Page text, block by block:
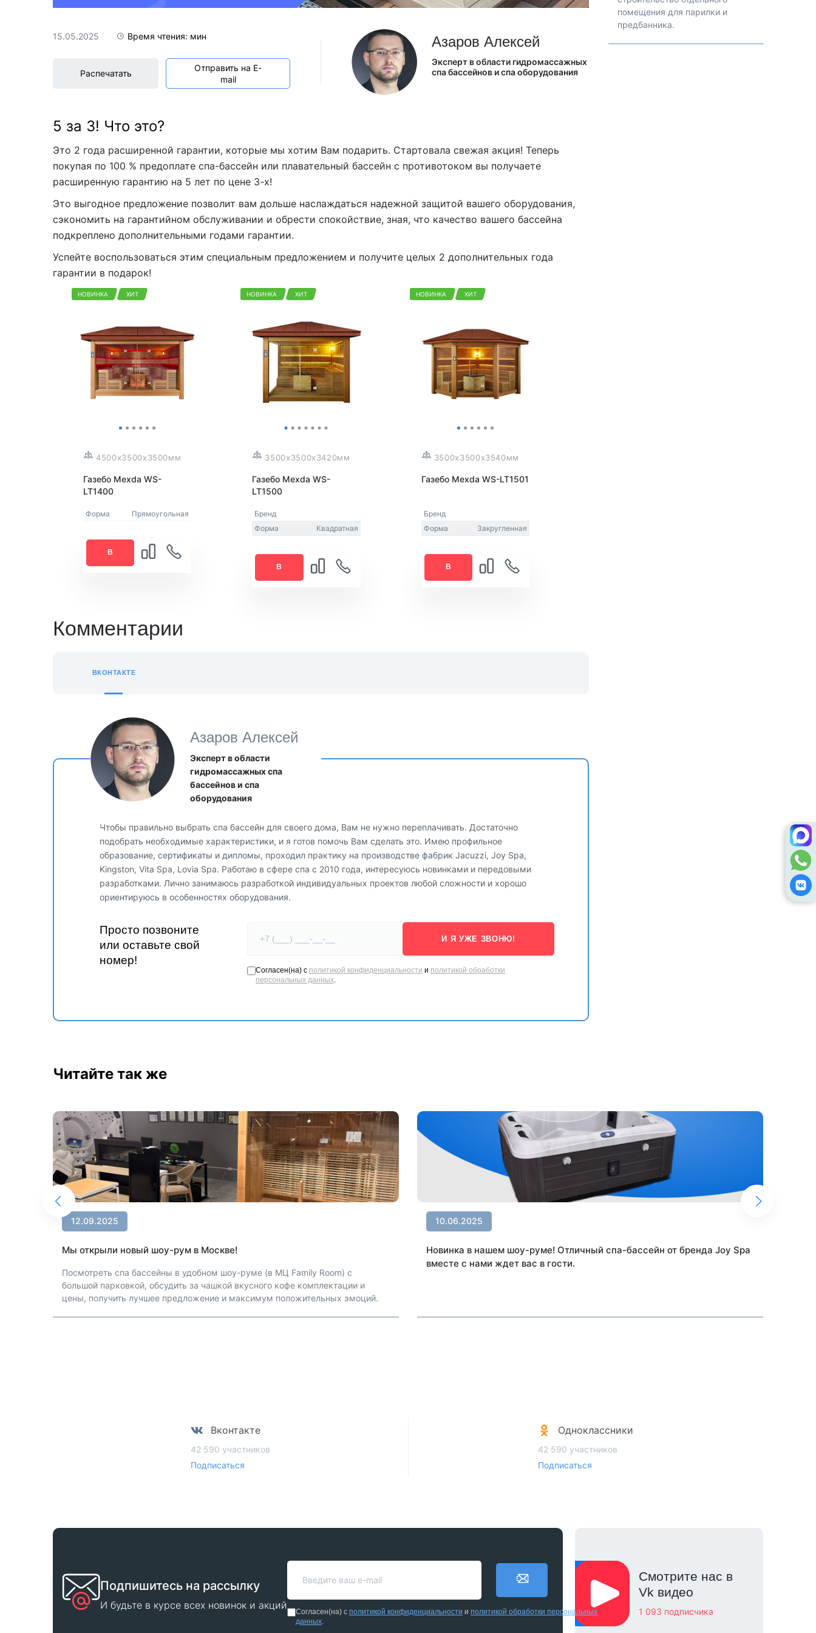
AquaVita
Bigeer
15.05.2025 Время чтения: мин
Распечатать
Отправить на E-
mail
Азаров Алексей
Эксперт в области гидромассажных
спа бассейнов и спа оборудования
5 за 3! Что это?
Это 2 года расширенной гарантии, которые мы хотим Вам подарить. Стартовала свежая акция! Теперь
покупая по 100 % предоплате спа-бассейн или плавательный бассейн с противотоком вы получаете
расширенную гарантию на 5 лет по цене 3-х!
Это выгодное предложение позволит вам дольше наслаждаться надежной защитой вашего оборудования,
сэкономить на гарантийном обслуживании и обрести спокойствие, зная, что качество вашего бассейна
подкреплено дополнительными годами гарантии.
Успейте воспользоваться этим специальным предложением и получите целых 2 дополнительных года
гарантии в подарок!
НОВИНКА ХИТ
4500x3500x3500мм
Газебо Mexda WS-
LT1400
Форма Прямоугольная
В
НОВИНКА ХИТ
3500x3500x3420мм
Газебо Mexda WS-
LT1500
Бренд
Форма
Квадратная
В
НОВИНКА ХИТ
3500x3500x3540мм
Газебо Mexda WS-LT1501
Бренд
Форма
Закругленная
В
Комментарии
ВКОНТАКТЕ
Азаров Алексей
Эксперт в области
гидромассажных спа
бассейнов и спа
оборудования
Чтобы правильно выбрать спа бассейн для своего дома, Вам не нужно переплачивать. Достаточно
подобрать необходимые характеристики, и я готов помочь Вам сделать это. Имею профильное
образование, сертификаты и дипломы, проходил практику на производстве фабрик Jacuzzi, Joy Spa,
Kingston, Vita Spa, Lovia Spa. Работаю в сфере спа с 2010 года, интересуюсь новинками и передовыми
разработками. Лично занимаюсь разработкой индивидуальных проектов любой сложности и хорошо
ориентируюсь в особенностях оборудования.
Просто позвоните
или оставьте свой
номер!
И Я УЖЕ ЗВОНЮ!
Согласен(на) с политикой конфиденциальности и политикой обработки
персональных данных
помещения для парилки и
предбанника.
Читайте так же
12.09.2025
Мы открыли новый шоу-рум в Москве!
Посмотреть спа бассейны в удобном шоу-руме (в МЦ Family Room) с
большой парковкой, обсудить за чашкой вкусного кофе комплектации и
цены, получить лучшее предложение и максимум положительных эмоций.
10.06.2025
Новинка в нашем шоу-руме! Отличный спа-бассейн от бренда Joy Spa
вместе с нами ждет вас в гости.
Вконтакте
42 590 участников
Подписаться
Одноклассники
42 590 участников
Подписаться
Подпишитесь на рассылку
И будьте в курсе всех новинок и акций
Согласен(на) с политикой конфиденциальности и политикой обработки персональных
данных
Смотрите нас в
Vk видео
1 093 подписчика